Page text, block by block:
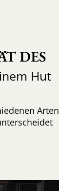
DES
Hut
Arten